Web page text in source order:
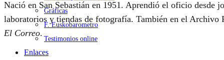
Gráficas
F. Euskobarometro
Testimonios online
Enlaces
Nació en San Sebastián en 1951. Aprendió el oficio desde
laboratorios y tiendas de fotografía. También en el
El Correo.